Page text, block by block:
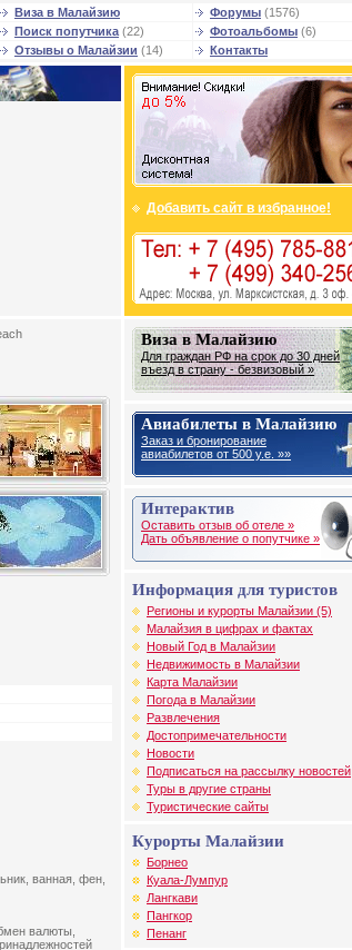
Виза в Малайзию Форумы (1576)
Поиск попутчика (22) Фотоальбомы (6)
Отзывы о Малайзии (14) Контакты
Добавить сайт в избранное!
ванная, фен,
валюты,
Виза в Малайзию
Для граждан РФ на срок до 30 дней
въезд в страну - безвизовый »
Авиабилеты в Малайзию
Заказ и бронирование
авиабилетов от 500 у.е. »»
Интерактив
Оставить отзыв об отеле »
Дать объявление о попутчике »
Информация для туристов
Регионы и курорты Малайзии (5)
Малайзия в цифрах и фактах
Новый Год в Малайзии
Недвижимость в Малайзии
Карта Малайзии
Погода в Малайзии
Развлечения
Достопримечательности
Новости
Подписаться на рассылку новостей
Туры в другие страны
Туристические сайты
Курорты Малайзии
Борнео
Куала-Лумпур
Лангкави
Пангкор
Пенанг